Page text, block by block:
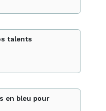
talents
en bleu pour